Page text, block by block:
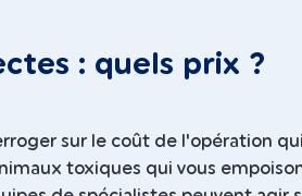
: quels prix ?
sur le coût de l'opération qui
toxiques qui vous